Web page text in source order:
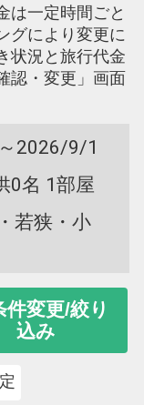
は一定時間ごと
グにより変更に
状況と旅行代金
認・変更」画面
2026/9/1
0名 1部屋
若狭・小
件変更/絞り
込み